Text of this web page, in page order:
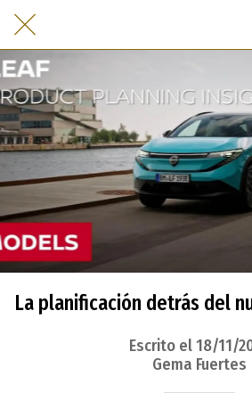
La planificación detrás del
Escrito el 18/11/
Gema Fuertes